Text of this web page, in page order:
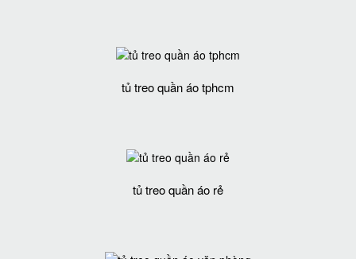
tủ treo quần áo tphcm
tủ treo quần áo rẻ